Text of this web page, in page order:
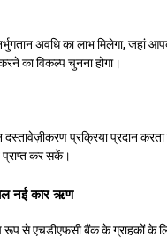
अवधि का लाभ मिलेगा, जहां
का विकल्प चुनना होगा।
प्रक्रिया प्रदान
कर सकें।
नई कार ऋण
से एचडीएफसी बैंक के ग्राहकों के